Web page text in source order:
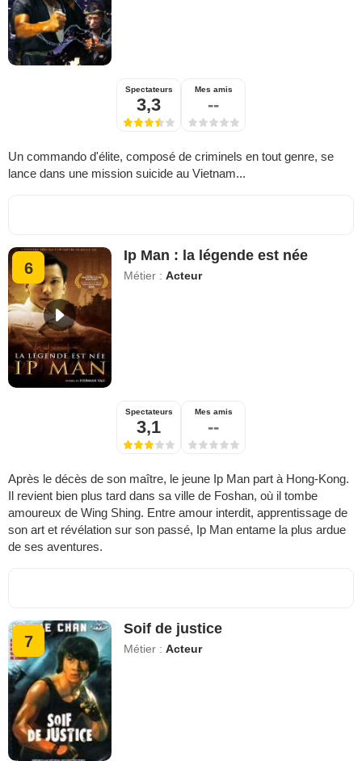
Spectateurs
3,3
Mes amis
--
Un commando d'élite, composé de criminels en tout genre, se
lance dans une mission suicide au Vietnam...
6
Ip Man : la légende est née
Métier :Acteur
Spectateurs
3,1
Mes amis
--
Après le décès de son maître, le jeune Ip Man part à Hong-Kong.
Il revient bien plus tard dans sa ville de Foshan, où il tombe
amoureux de Wing Shing. Entre amour interdit, apprentissage de
son art et révélation sur son passé, Ip Man entame la plus ardue
de ses aventures.
7
Soif de justice
Métier :Acteur